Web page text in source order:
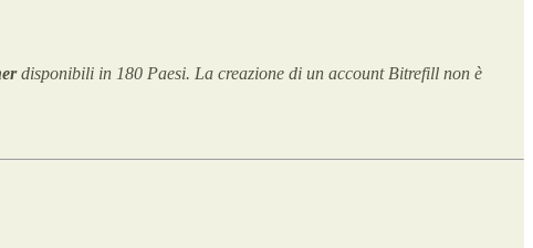
disponibili in 180 Paesi. La creazione di un account Bitrefill non è